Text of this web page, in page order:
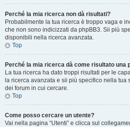
Perché la mia ricerca non dà risultati?
Probabilmente la tua ricerca è troppo vaga e
che non sono indicizzati da phpBB3. Sii più
disponibili nella ricerca avanzata.
Top
Perché la mia ricerca dà come risultato una
La tua ricerca ha dato troppi risultati per le
la ricerca avanzata e sii più specifico nella tua
dei forum in cui cercare.
Top
Come posso cercare un utente?
Vai nella pagina “Utenti” e clicca sul